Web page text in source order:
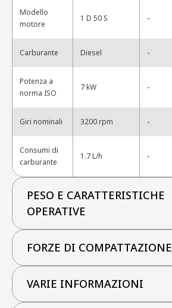
Modello
motore
1 D 50 S -
Carburante Diesel -
Potenza a
norma ISO
7 kW -
Giri nominali 3200 rpm -
Consumi di
carburante
1.7 L/h -
PESO E CARATTERISTICHE
OPERATIVE
FORZE DI COMPATTAZIONE
VARIE INFORMAZIONI